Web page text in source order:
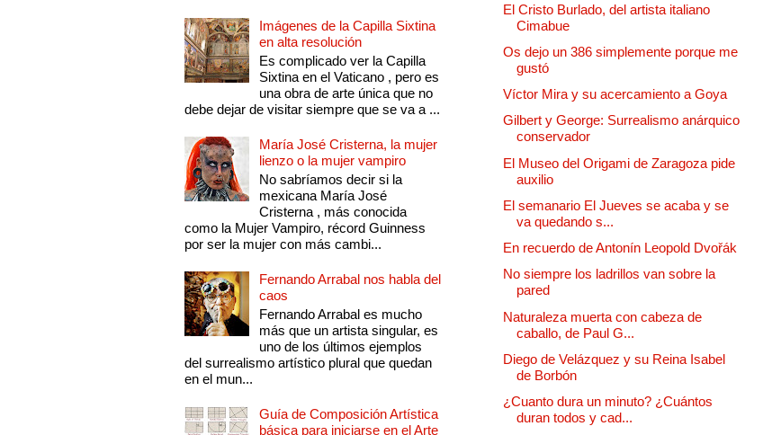
Imágenes de la Capilla Sixtina
en alta resolución
Es complicado ver la Capilla
Sixtina en el Vaticano , pero es
una obra de arte única que no
debe dejar de visitar siempre que se va a ...
María José Cristerna, la mujer
lienzo o la mujer vampiro
No sabríamos decir si la
mexicana María José
Cristerna , más conocida
como la Mujer Vampiro, récord Guinness
por ser la mujer con más cambi...
Fernando Arrabal nos habla del
caos
Fernando Arrabal es mucho
más que un artista singular, es
uno de los últimos ejemplos
del surrealismo artístico plural que quedan
en el mun...
Guía de Composición Artística
básica para iniciarse en el Arte
El Cristo Burlado, del artista italiano
Cimabue
Os dejo un 386 simplemente porque me
gustó
Víctor Mira y su acercamiento a Goya
Gilbert y George: Surrealismo anárquico
conservador
El Museo del Origami de Zaragoza pide
auxilio
El semanario El Jueves se acaba y se
va quedando s...
En recuerdo de Antonín Leopold Dvořák
No siempre los ladrillos van sobre la
pared
Naturaleza muerta con cabeza de
caballo, de Paul G...
Diego de Velázquez y su Reina Isabel
de Borbón
¿Cuanto dura un minuto? ¿Cuántos
duran todos y cad...